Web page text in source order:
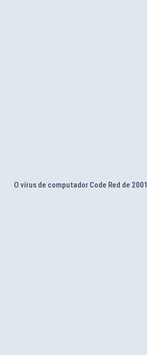
O vírus de computador Code Red de 2001